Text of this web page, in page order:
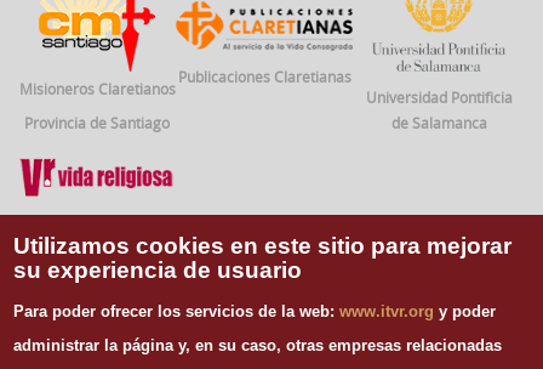
Misioneros Claretianos
Provincia de Santiago
Publicaciones Claretianas
Universidad Pontificia
de Salamanca
Vida Religiosa
Instituto Teológico de Vida Religiosa
Escuela Regina Apostolorum
Utilizamos cookies en este sitio para mejorar
su experiencia de usuario
Para poder ofrecer los servicios de la web:www.itvr.org y poder
administrar la página y, en su caso, otras empresas relacionadas